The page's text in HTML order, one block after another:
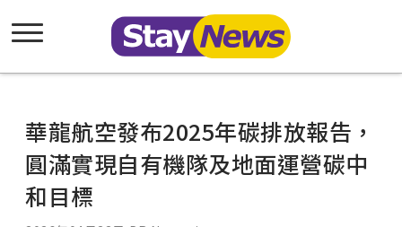
華龍航空發布2025年碳排放報告，
圓滿實現自有機隊及地面運營碳中
和目標